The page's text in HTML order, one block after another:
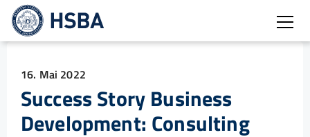
16. Mai 2022
Success Story Business
Development: Consulting